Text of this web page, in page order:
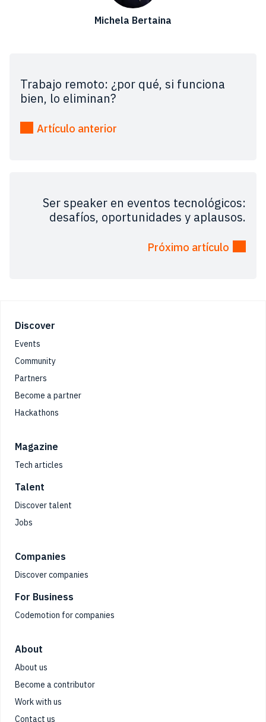
Michela Bertaina
Trabajo remoto: ¿por qué, si funciona
bien, lo eliminan?
Artículo anterior
Ser speaker en eventos tecnológicos:
desafíos, oportunidades y aplausos.
Próximo artículo
Footer
Discover
Events
Community
Partners
Become a partner
Hackathons
Magazine
Tech articles
Talent
Discover talent
Jobs
Companies
Discover companies
For Business
Codemotion for companies
About
About us
Become a contributor
Work with us
Contact us